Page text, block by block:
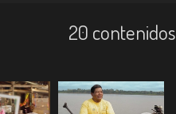
20 contenidos